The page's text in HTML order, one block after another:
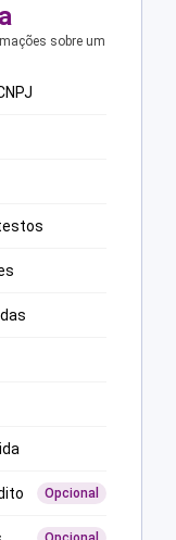
sobre um
Opcional